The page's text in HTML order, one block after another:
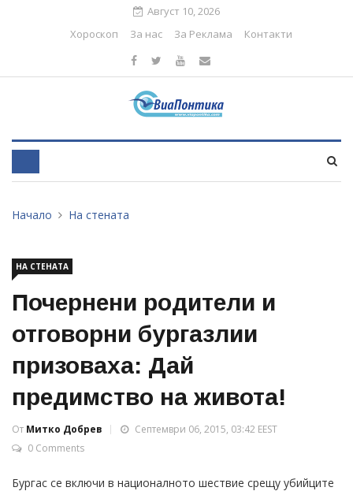
Август 10, 2026
Хороскоп
За нас За Реклама Контакти
Начало На стената
НА СТЕНАТА
Почернени родители и
отговорни бургазлии
призоваха: Дай
предимство на живота!
От Митко Добрев
Септември 06, 2015, 03:42 EEST
0 Comments
Бургас се включи в националното шествие срещу убийците